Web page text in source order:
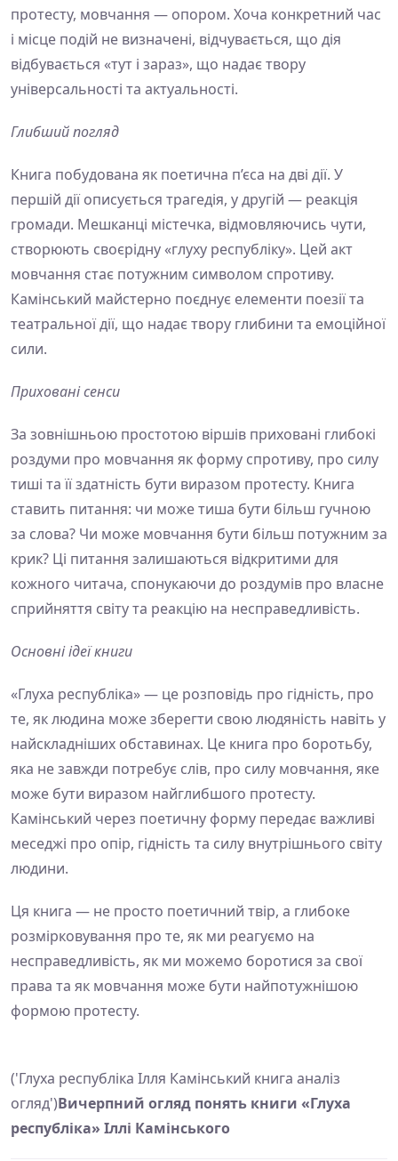
протесту, мовчання — опором. Хоча конкретний час
і місце подій не визначені, відчувається, що дія
відбувається «тут і зараз», що надає твору
універсальності та актуальності.
Глибший погляд
Книга побудована як поетична п’єса на дві дії. У
першій дії описується трагедія, у другій — реакція
громади. Мешканці містечка, відмовляючись чути,
створюють своєрідну «глуху республіку». Цей акт
мовчання стає потужним символом спротиву.
Камінський майстерно поєднує елементи поезії та
театральної дії, що надає твору глибини та емоційної
сили.
Приховані сенси
За зовнішньою простотою віршів приховані глибокі
роздуми про мовчання як форму спротиву, про силу
тиші та її здатність бути виразом протесту. Книга
ставить питання: чи може тиша бути більш гучною
за слова? Чи може мовчання бути більш потужним за
крик? Ці питання залишаються відкритими для
кожного читача, спонукаючи до роздумів про власне
сприйняття світу та реакцію на несправедливість.
Основні ідеї книги
«Глуха республіка» — це розповідь про гідність, про
те, як людина може зберегти свою людяність навіть у
найскладніших обставинах. Це книга про боротьбу,
яка не завжди потребує слів, про силу мовчання, яке
може бути виразом найглибшого протесту.
Камінський через поетичну форму передає важливі
меседжі про опір, гідність та силу внутрішнього світу
людини.
Ця книга — не просто поетичний твір, а глибоке
розмірковування про те, як ми реагуємо на
несправедливість, як ми можемо боротися за свої
права та як мовчання може бути найпотужнішою
формою протесту.
('Глуха республіка Ілля Камінський книга аналіз
огляд')Вичерпний огляд понять книги «Глуха
республіка» Іллі Камінського